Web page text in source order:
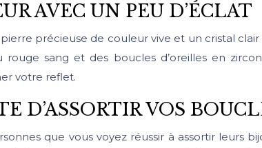
AVEC UN PEU D’ÉCLAT
précieuse de couleur vive et un cristal
sang et des boucles d’oreilles en
votre reflet.
D’ASSORTIR VOS
que vous voyez réussir à assortir leurs